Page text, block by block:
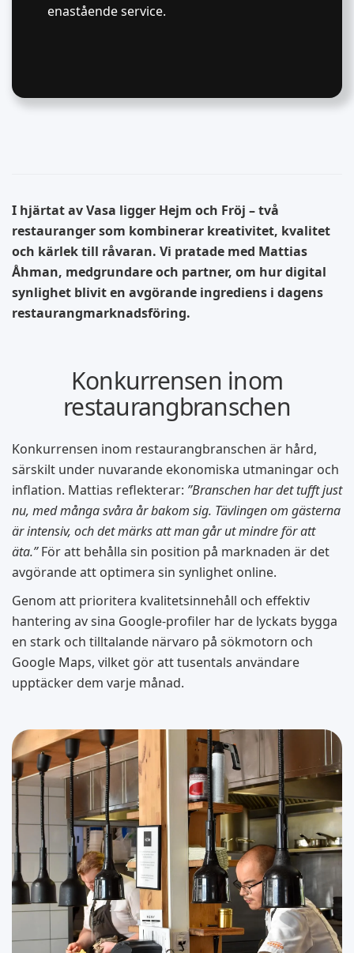
enastående service.
I hjärtat av Vasa ligger Hejm och Fröj – två
restauranger som kombinerar kreativitet, kvalitet
och kärlek till råvaran. Vi pratade med Mattias
Åhman, medgrundare och partner, om hur digital
synlighet blivit en avgörande ingrediens i dagens
restaurangmarknadsföring.
Konkurrensen inom
restaurangbranschen
Konkurrensen inom restaurangbranschen är hård,
särskilt under nuvarande ekonomiska utmaningar och
inflation. Mattias reflekterar: ”Branschen har det tufft just
nu, med många svåra år bakom sig. Tävlingen om gästerna
är intensiv, och det märks att man går ut mindre för att
äta.”För att behålla sin position på marknaden är det
avgörande att optimera sin synlighet online.
Genom att prioritera kvalitetsinnehåll och effektiv
hantering av sina Google-profiler har de lyckats bygga
en stark och tilltalande närvaro på sökmotorn och
Google Maps, vilket gör att tusentals användare
upptäcker dem varje månad.